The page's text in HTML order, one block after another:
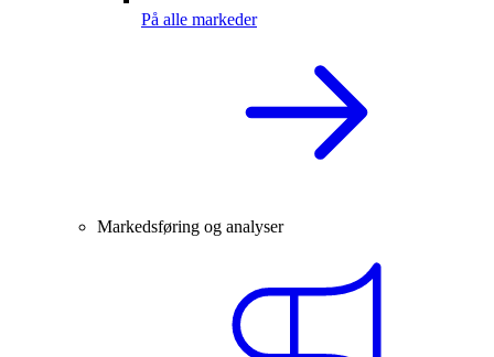
På alle markeder
Markedsføring og analyser